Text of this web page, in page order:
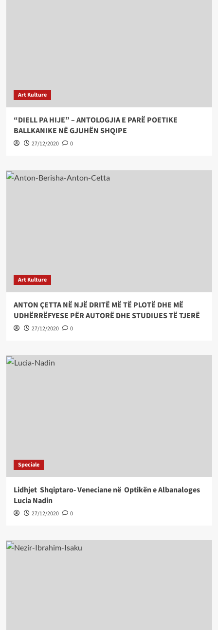
Art Kulture
“DIELL PA HIJE” – ANTOLOGJIA E PARË POETIKE
BALLKANIKE NË GJUHËN SHQIPE
27/12/2020 0
Art Kulture
ANTON ÇETTA NË NJË DRITË MË TË PLOTË DHE MË
UDHËRRËFYESE PËR AUTORË DHE STUDIUES TË TJERË
27/12/2020 0
Speciale
Lidhjet Shqiptaro- Veneciane në Optikën e Albanaloges
Lucia Nadin
27/12/2020 0